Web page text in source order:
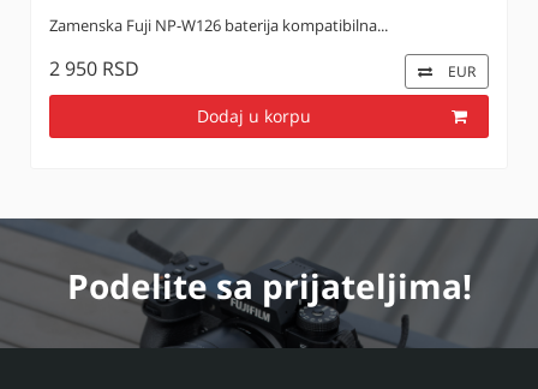
Zamenska Fuji NP-W126 baterija kompatibilna...
2 950 RSD EUR
Dodaj u korpu
Podelitesa prijateljima!